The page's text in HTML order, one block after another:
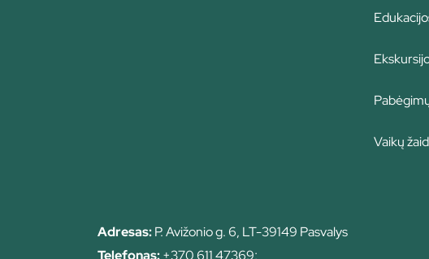
Vaikų
Adresas:P. Avižonio g. 6, LT-39149 Pasvalys
Telefonas:+370 611 47369;